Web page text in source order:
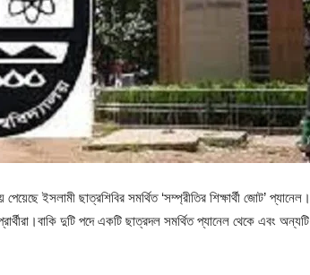
ইসলামী ছাত্রশিবির সমর্থিত ‘সম্প্রীতির শিক্ষার্থী জোট’ প্যানেল।
দুটি পদে একটি ছাত্রদল সমর্থিত প্যানেল থেকে এবং অন্যটি